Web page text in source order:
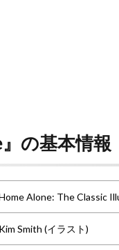
の基本情報
Alone: The Classic
Kim Smith (イラスト)